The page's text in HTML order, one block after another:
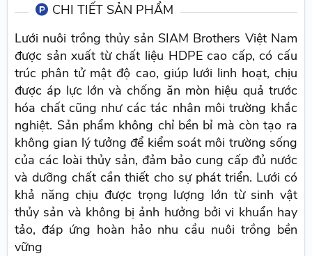
CHI TIẾT SẢN PHẨM
Lưới nuôi trồng thủy sản SIAM Brothers Việt Nam
được sản xuất từ chất liệu HDPE cao cấp, có cấu
trúc phân tử mật độ cao, giúp lưới linh hoạt, chịu
được áp lực lớn và chống ăn mòn hiệu quả trước
hóa chất cũng như các tác nhân môi trường khắc
nghiệt. Sản phẩm không chỉ bền bỉ mà còn tạo ra
không gian lý tưởng để kiểm soát môi trường sống
của các loài thủy sản, đảm bảo cung cấp đủ nước
và dưỡng chất cần thiết cho sự phát triển. Lưới có
khả năng chịu được trọng lượng lớn từ sinh vật
thủy sản và không bị ảnh hưởng bởi vi khuẩn hay
tảo, đáp ứng hoàn hảo nhu cầu nuôi trồng bền
vững